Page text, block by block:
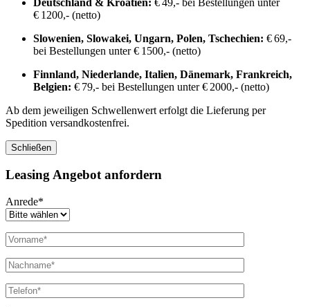
€ 1200,- (netto)
Slowenien, Slowakei, Ungarn, Polen, Tschechien: € 69,-
bei Bestellungen unter € 1500,- (netto)
Finnland, Niederlande, Italien, Dänemark, Frankreich,
Belgien: € 79,- bei Bestellungen unter € 2000,- (netto)
Ab dem jeweiligen Schwellenwert erfolgt die Lieferung per
Spedition versandkostenfrei.
Schließen
Leasing Angebot anfordern
Anrede*